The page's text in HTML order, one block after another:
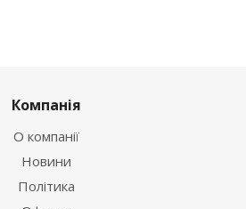
Компанія
О компанії
Новини
Політика